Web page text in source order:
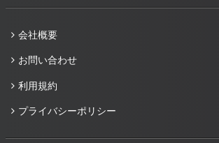
会社概要
お問い合わせ
利用規約
プライバシーポリシー